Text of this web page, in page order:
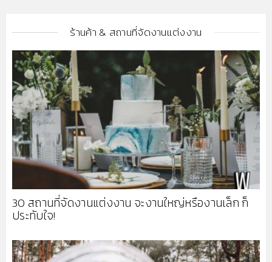
ร้านค้า & สถานที่จัดงานแต่งงาน
30 สถานที่จัดงานแต่งงาน จะงานใหญ่หรืองานเล็ก ก็
ประทับใจ!